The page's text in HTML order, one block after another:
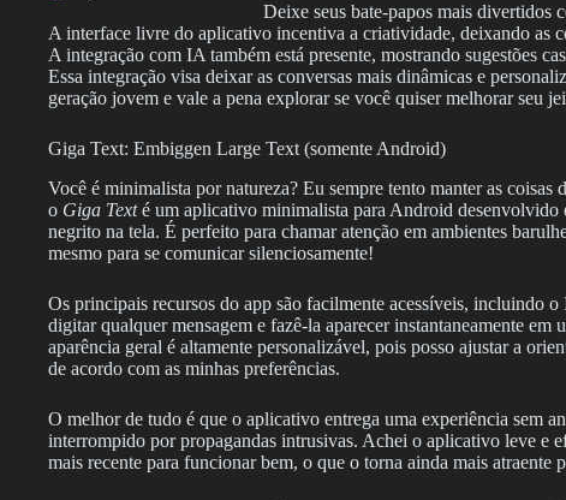
Deixe seus bate-papos mais divertidos
A interface livre do aplicativo incentiva a criatividade, deixando as
A integração com IA também está presente, mostrando sugestões
Essa integração visa deixar as conversas mais dinâmicas e
geração jovem e vale a pena explorar se você quiser melhorar seu
Giga Text: Embiggen Large Text (somente Android)
Você é minimalista por natureza? Eu sempre tento manter as
o Giga Texté um aplicativo minimalista para Android desenvolvido
negrito na tela. É perfeito para chamar atenção em ambientes
mesmo para se comunicar silenciosamente!
Os principais recursos do app são facilmente acessíveis, incluindo
digitar qualquer mensagem e fazê-la aparecer instantaneamente
aparência geral é altamente personalizável, pois posso ajustar a
de acordo com as minhas preferências.
O melhor de tudo é que o aplicativo entrega uma experiência sem
interrompido por propagandas intrusivas. Achei o aplicativo leve e
mais recente para funcionar bem, o que o torna ainda mais atraente